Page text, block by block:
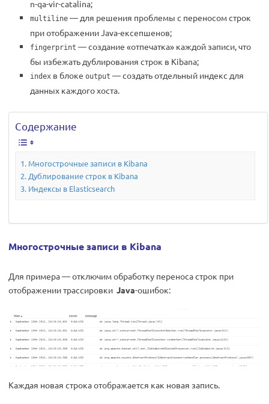
n-qa-vir-catalina;
multiline — для решения проблемы с переносом строк
при отображении Java-ексепшенов;
fingerprint — создание «отпечатка» каждой записи, что
бы избежать дублирования строк в Kibana;
index в блоке output — создать отдельный индекс для
данных каждого хоста.
Содержание
Многострочные записи в Kibana
Дублирование строк в Kibana
Индексы в Elasticsearch
Многострочные записи в Kibana
Для примера — отключим обработку переноса строк при
отображении трассировки Java-ошибок:
Каждая новая строка отображается как новая запись.